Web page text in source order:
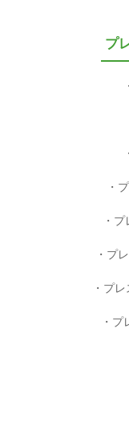
プ
プ
プ
プレ
プ